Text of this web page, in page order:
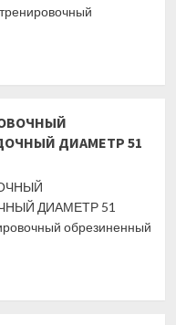
ДИАМЕТР 51
ДИАМЕТР 51
обрезиненный